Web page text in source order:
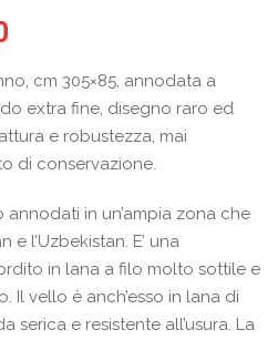
attuale
è:
€ 790.00.
cm 305×85, annodata a
extra fine, disegno raro ed
e robustezza, mai
di conservazione.
in un’ampia zona che
l’Uzbekistan. E’ una
in lana a filo molto sottile e
Il vello è anch’esso in lana di
serica e resistente all’usura. La